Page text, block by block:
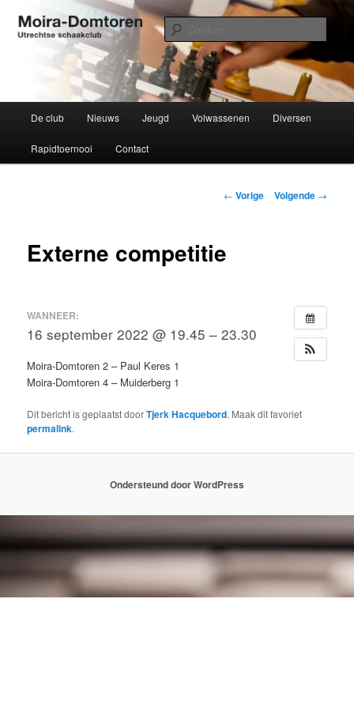
naar
Moira-Domtoren
Utrechtse schaakclub opgericht 1934
De club Nieuws Jeugd Volwassenen Diversen
Rapidtoernooi Contact
Bericht
← Vorige Volgende →
Externe competitie
WANNEER:
16 september 2022 @ 19.45 – 23.30
Moira-Domtoren 2 – Paul Keres 1
Moira-Domtoren 4 – Muiderberg 1
Dit bericht is geplaatst doorTjerk Hacquebord. Maak dit favoriet
permalink.
Ondersteund door WordPress